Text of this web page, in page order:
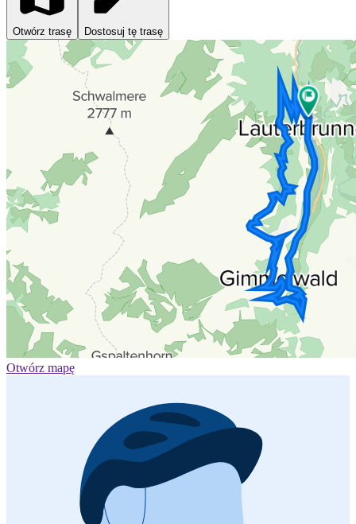
Otwórz trasę Dostosuj tę trasę
Otwórz mapę